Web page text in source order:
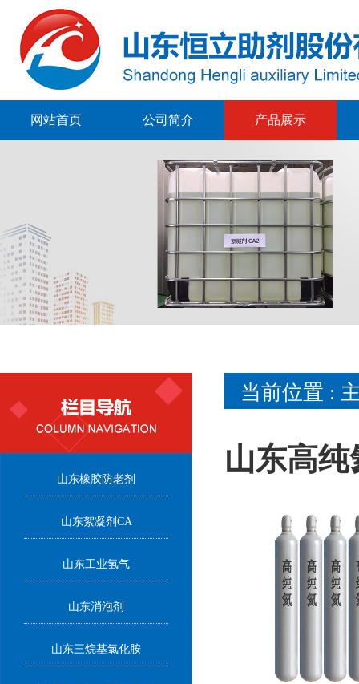
网站首页 公司简介 产品展示
山东橡胶防老剂
山东絮凝剂CA
山东工业氢气
山东消泡剂
山东三烷基氯化胺
当前位置 :
山东高纯